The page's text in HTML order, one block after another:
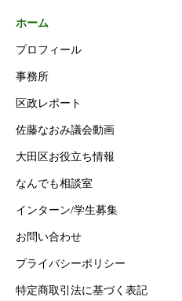
ホーム
プロフィール
事務所
区政レポート
佐藤なおみ議会動画
大田区お役立ち情報
なんでも相談室
インターン/学生募集
お問い合わせ
プライバシーポリシー
特定商取引法に基づく表記